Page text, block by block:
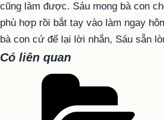
cũng làm được. Sáu mong bà con
phù hợp rồi bắt tay vào làm ngay
bà con cứ để lại lời nhắn, Sáu sẵn
Có liên quan